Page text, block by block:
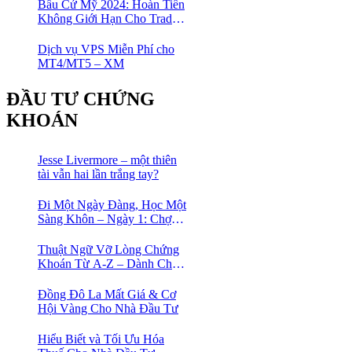
Bầu Cử Mỹ 2024: Hoàn Tiền
Không Giới Hạn Cho Trader
Dịch vụ VPS Miễn Phí cho
MT4/MT5 – XM
ĐẦU TƯ CHỨNG
KHOÁN
Jesse Livermore – một thiên
tài vẫn hai lần trắng tay?
Đi Một Ngày Đàng, Học Một
Sàng Khôn – Ngày 1: Chợ
Thuật Ngữ Vỡ Lòng Chứng
Khoán Từ A-Z – Dành Cho
Đồng Đô La Mất Giá & Cơ
Hội Vàng Cho Nhà Đầu Tư
Hiểu Biết và Tối Ưu Hóa